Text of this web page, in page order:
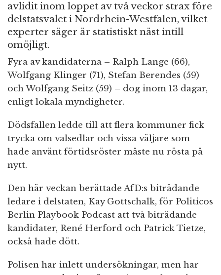
avlidit inom loppet av två veckor strax före
delstatsvalet i Nordrhein-Westfalen, vilket
experter säger är statistiskt näst intill
omöjligt.
Fyra av kandidaterna – Ralph Lange (66),
Wolfgang Klinger (71), Stefan Berendes (59)
och Wolfgang Seitz (59) – dog inom 13 dagar,
enligt lokala myndigheter.
Dödsfallen ledde till att flera kommuner fick
trycka om valsedlar och vissa väljare som
hade använt förtidsröster måste nu rösta på
nytt.
Den här veckan berättade AfD:s biträdande
ledare i delstaten, Kay Gottschalk, för Politicos
Berlin Playbook Podcast att två biträdande
kandidater, René Herford och Patrick Tietze,
också hade dött.
Polisen har inlett undersökningar, men har